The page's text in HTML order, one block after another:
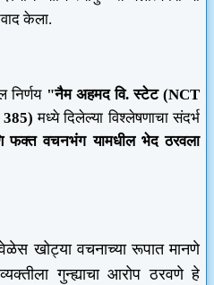
केला.
निर्णय "नैम अहमद वि. स्टेट (NCT
मध्ये दिलेल्या विश्लेषणाचा संदर्भ
फक्त वचनभंग यामधील भेद ठरवला
खोट्या वचनाच्या रूपात मानणे
गुन्ह्याचा आरोप ठरवणे हे